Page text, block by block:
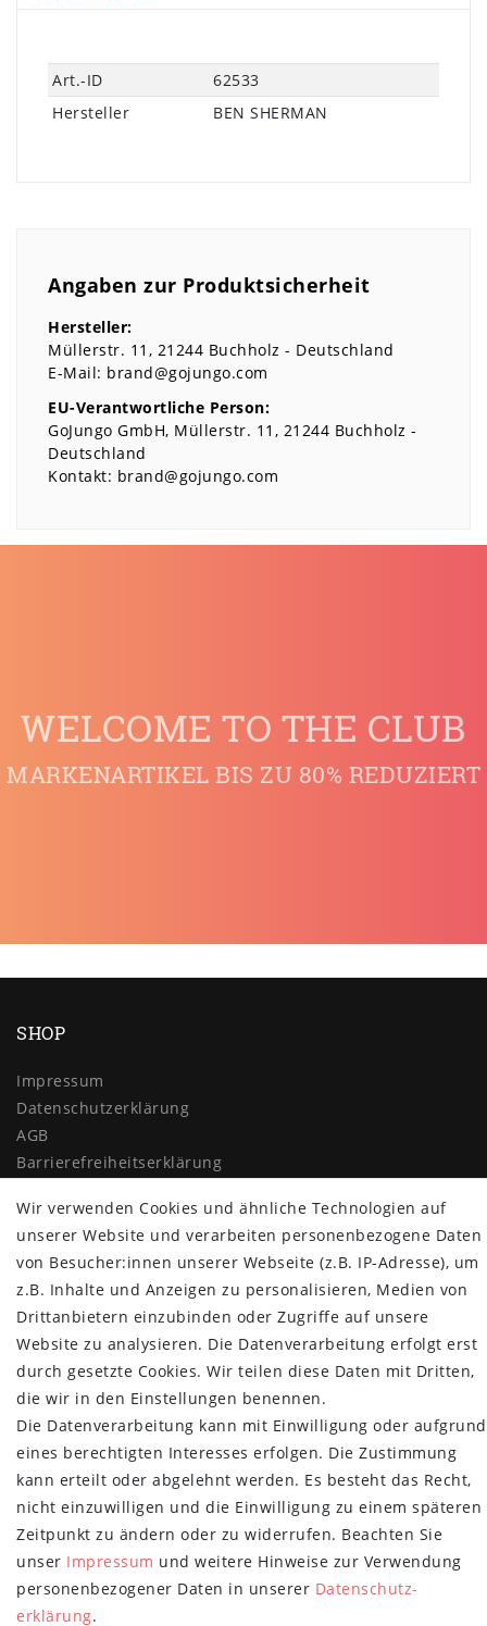
Technisches
Merkmal
Wert
Art.-ID
62533
Hersteller
BEN SHERMAN
Angaben zur Produktsicherheit
Hersteller:
Müllerstr. 11 21244 Buchholz
Deutschland
E-Mail: brand@gojungo.com
EU-Verantwortliche Person:
GoJungo GmbH Müllerstr. 11 21244 Buchholz
Deutschland
Kontakt: brand@gojungo.com
WELCOME TO THE CLUB
MARKENARTIKEL BIS ZU 80% REDUZIERT
SHOP
Impressum
Daten­schutz­erklärung
AGB
Barrierefreiheitserklärung
Vertrag widerrufen
MYPOPUPCLUB
Über uns
Retoure
Versand- und Zahlungsbedingungen
NEWSLETTER
E-MAIL **
Newsletter
Honig
Hiermit bestätige ich, dass ich die Daten­schutz­erklärunggelesen habe.
Meine Einwilligung kann ich jederzeit widerrufen.**
Abonnieren
Wir verwenden Cookies und ähnliche Technologien auf
unserer Website und verarbeiten personenbezogene Daten
von Besucher:innen unserer Webseite (z.B. IP-Adresse), um
z.B. Inhalte und Anzeigen zu personalisieren, Medien von
Drittanbietern einzubinden oder Zugriffe auf unsere
Website zu analysieren. Die Datenverarbeitung erfolgt erst
durch gesetzte Cookies. Wir teilen diese Daten mit Dritten,
die wir in den Einstellungen benennen.
Die Datenverarbeitung kann mit Einwilligung oder aufgrund
eines berechtigten Interesses erfolgen. Die Zustimmung
kann erteilt oder abgelehnt werden. Es besteht das Recht,
nicht einzuwilligen und die Einwilligung zu einem späteren
Zeitpunkt zu ändern oder zu widerrufen. Beachten Sie
unser Impressum und weitere Hinweise zur Verwendung
personenbezogener Daten in unserer Daten­schutz­
erklärung.